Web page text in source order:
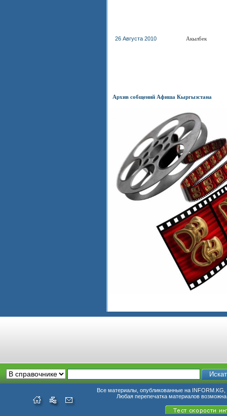
26 Августа 2010 Акылбек
Архив собщений Афиша Кыргызстана
Все материалы, опубликованные на INFORM.KG,
Любая перепечатка материалов